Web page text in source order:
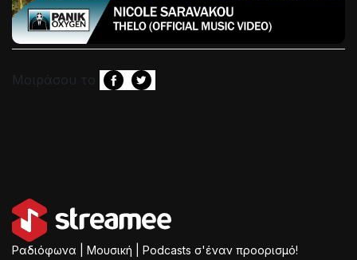
Μοιράσου το
Ραδιόφωνα | Μουσική | Podcasts σ'έναν προορισμό!